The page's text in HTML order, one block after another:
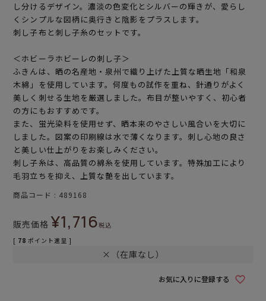
し分けるデザイン。濃淡の色変化とシルバーの輝きが、愛らし
くシンプルな図柄に奥行きと陰影をプラスします。
刺し子布と刺し子糸のセットです。
＜ホビーラホビーレの刺し子＞
ふきんは、晒の名産地・泉州で織り上げた上質な晒生地「和泉
木綿」を使用しています。何度もの試作を重ね、針通りがよく
美しく刺せる生地を厳選しました。布目が整いやすく、初心者
の方にもおすすめです。
また、蛍光染料を使用せず、晒本来のやさしい風合いを大切に
しました。図案の印刷線は水で薄くなります。刺し心地の良さ
と美しい仕上がりをお楽しみください。
刺し子糸は、高品質の綿糸を使用しています。特殊加工により
毛羽立ちを抑え、上質な艶を出しています。
商品コード 489168
販売価格 ¥1,716税込
[ 78 ポイント進呈 ]
×（在庫なし）
お気に入りに登録する